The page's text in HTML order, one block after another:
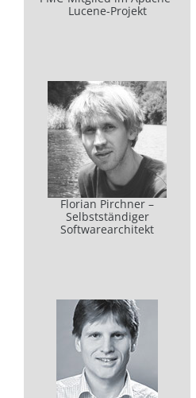
Lucene-Projekt
Florian Pirchner –
Selbstständiger
Softwarearchitekt